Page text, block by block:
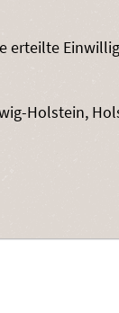
erteilte
Holstein,